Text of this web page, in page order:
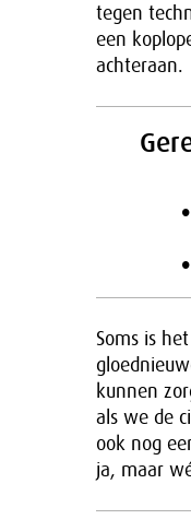
tegen
een
achteraan.
Soms is
kunnen
als we de
ook nog
ja, maar